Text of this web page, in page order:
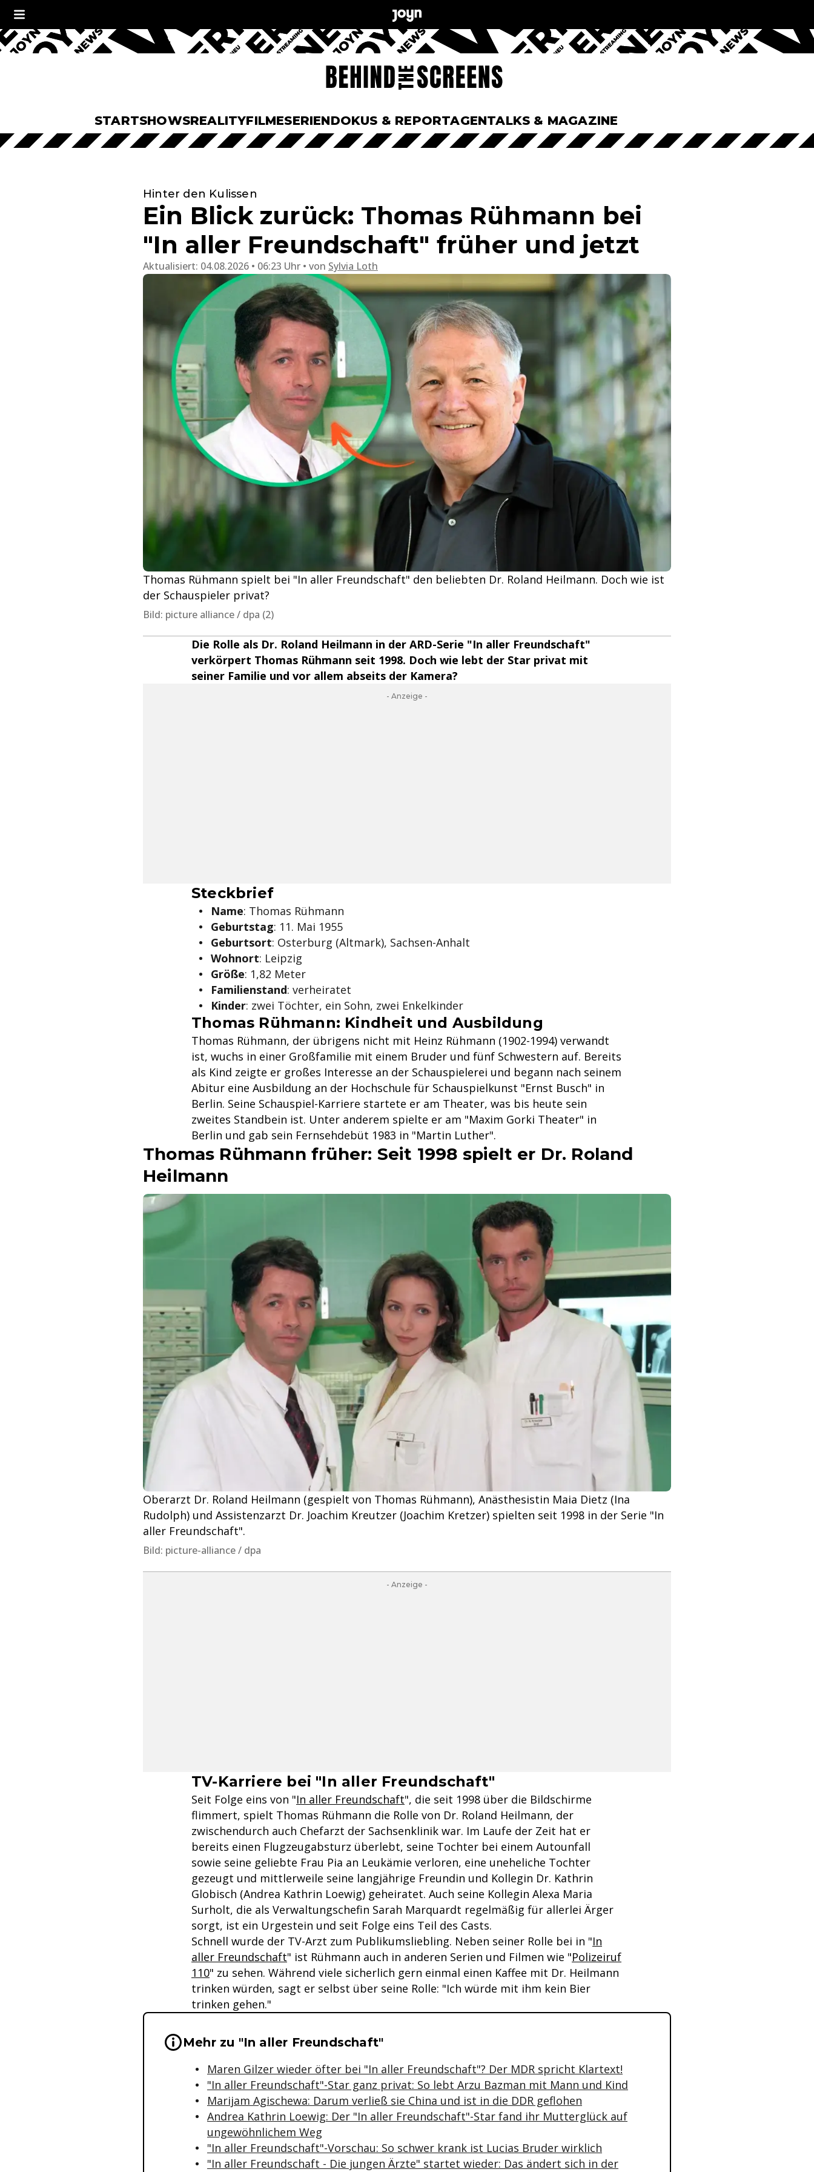
STARTSHOWSREALITYFILMESERIENDOKUS & REPORTAGENTALKS & MAGAZINE
Hinter den Kulissen
Ein Blick zurück: Thomas Rühmann bei
"In aller Freundschaft" früher und jetzt
Aktualisiert: 04.08.2026 • 06:23 Uhr von Sylvia Loth
Thomas Rühmann spielt bei "In aller Freundschaft" den beliebten Dr. Roland Heilmann. Doch wie ist
der Schauspieler privat?
Bild: picture alliance / dpa (2)
Die Rolle als Dr. Roland Heilmann in der ARD-Serie "In aller Freundschaft"
verkörpert Thomas Rühmann seit 1998. Doch wie lebt der Star privat mit
seiner Familie und vor allem abseits der Kamera?
- Anzeige -
Steckbrief
Name: Thomas Rühmann
Geburtstag: 11. Mai 1955
Geburtsort: Osterburg (Altmark), Sachsen-Anhalt
Wohnort: Leipzig
Größe: 1,82 Meter
Familienstand: verheiratet
Kinder: zwei Töchter, ein Sohn, zwei Enkelkinder
Thomas Rühmann: Kindheit und Ausbildung
Thomas Rühmann, der übrigens nicht mit Heinz Rühmann (1902-1994) verwandt
ist, wuchs in einer Großfamilie mit einem Bruder und fünf Schwestern auf. Bereits
als Kind zeigte er großes Interesse an der Schauspielerei und begann nach seinem
Abitur eine Ausbildung an der Hochschule für Schauspielkunst "Ernst Busch" in
Berlin. Seine Schauspiel-Karriere startete er am Theater, was bis heute sein
zweites Standbein ist. Unter anderem spielte er am "Maxim Gorki Theater" in
Berlin und gab sein Fernsehdebüt 1983 in "Martin Luther".
Thomas Rühmann früher: Seit 1998 spielt er Dr. Roland
Heilmann
Oberarzt Dr. Roland Heilmann (gespielt von Thomas Rühmann), Anästhesistin Maia Dietz (Ina
Rudolph) und Assistenzarzt Dr. Joachim Kreutzer (Joachim Kretzer) spielten seit 1998 in der Serie "In
aller Freundschaft".
Bild: picture-alliance / dpa
- Anzeige -
TV-Karriere bei "In aller Freundschaft"
Seit Folge eins von "In aller Freundschaft", die seit 1998 über die Bildschirme
flimmert, spielt Thomas Rühmann die Rolle von Dr. Roland Heilmann, der
zwischendurch auch Chefarzt der Sachsenklinik war. Im Laufe der Zeit hat er
bereits einen Flugzeugabsturz überlebt, seine Tochter bei einem Autounfall
sowie seine geliebte Frau Pia an Leukämie verloren, eine uneheliche Tochter
gezeugt und mittlerweile seine langjährige Freundin und Kollegin Dr. Kathrin
Globisch (Andrea Kathrin Loewig) geheiratet. Auch seine Kollegin Alexa Maria
Surholt, die als Verwaltungschefin Sarah Marquardt regelmäßig für allerlei Ärger
sorgt, ist ein Urgestein und seit Folge eins Teil des Casts.
Schnell wurde der TV-Arzt zum Publikumsliebling. Neben seiner Rolle bei in "In
aller Freundschaft" ist Rühmann auch in anderen Serien und Filmen wie "Polizeiruf
110" zu sehen. Während viele sicherlich gern einmal einen Kaffee mit Dr. Heilmann
trinken würden, sagt er selbst über seine Rolle: "Ich würde mit ihm kein Bier
trinken gehen."
Wichtige Hinweise & Informationen zum Inhalt
Mehr zu "In aller Freundschaft"
Maren Gilzer wieder öfter bei "In aller Freundschaft"? Der MDR spricht Klartext!
"In aller Freundschaft"-Star ganz privat: So lebt Arzu Bazman mit Mann und Kind
Marijam Agischewa: Darum verließ sie China und ist in die DDR geflohen
Andrea Kathrin Loewig: Der "In aller Freundschaft"-Star fand ihr Mutterglück auf
ungewöhnlichem Weg
"In aller Freundschaft"-Vorschau: So schwer krank ist Lucias Bruder wirklich
"In aller Freundschaft - Die jungen Ärzte" startet wieder: Das ändert sich in der